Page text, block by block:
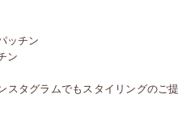
ッチン
ン
タグラムでもスタイリングのご提